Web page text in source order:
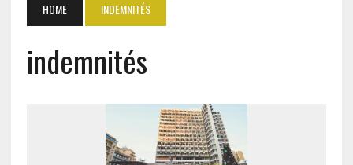
HOME INDEMNITÉS
indemnités